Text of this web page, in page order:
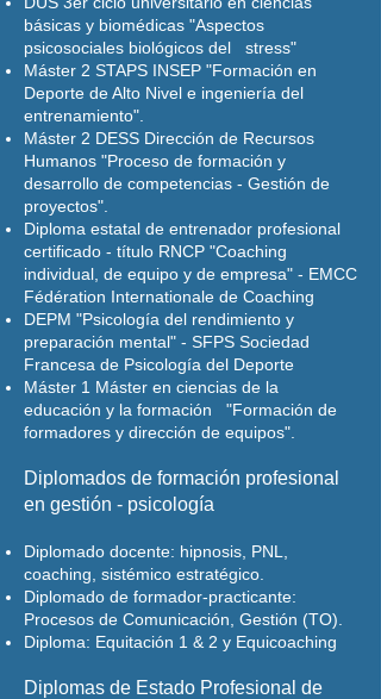
básicas y biomédicas "Aspectos
psicosociales biológicos del stress"
Máster 2 STAPS INSEP "Formación en
Deporte de Alto Nivel e ingeniería del
entrenamiento".
Máster 2 DESS Dirección de Recursos
Humanos "Proceso de formación y
desarrollo de competencias - Gestión de
proyectos".
Diploma estatal de entrenador profesional
certificado - título RNCP "Coaching
individual, de equipo y de empresa" - EMCC
Fédération Internationale de Coaching
DEPM "Psicología del rendimiento y
preparación mental" - SFPS Sociedad
Francesa de Psicología del Deporte
Máster 1 Máster en ciencias de la
educación y la formación "Formación de
formadores y dirección de equipos".
Diplomados de formación profesional
en gestión - psicología
Diplomado docente: hipnosis, PNL,
coaching, sistémico estratégico.
Diplomado de formador-practicante:
Procesos de Comunicación, Gestión (TO).
Diploma: Equitación 1 & 2 y Equicoaching
Diplomas de Estado Profesional de